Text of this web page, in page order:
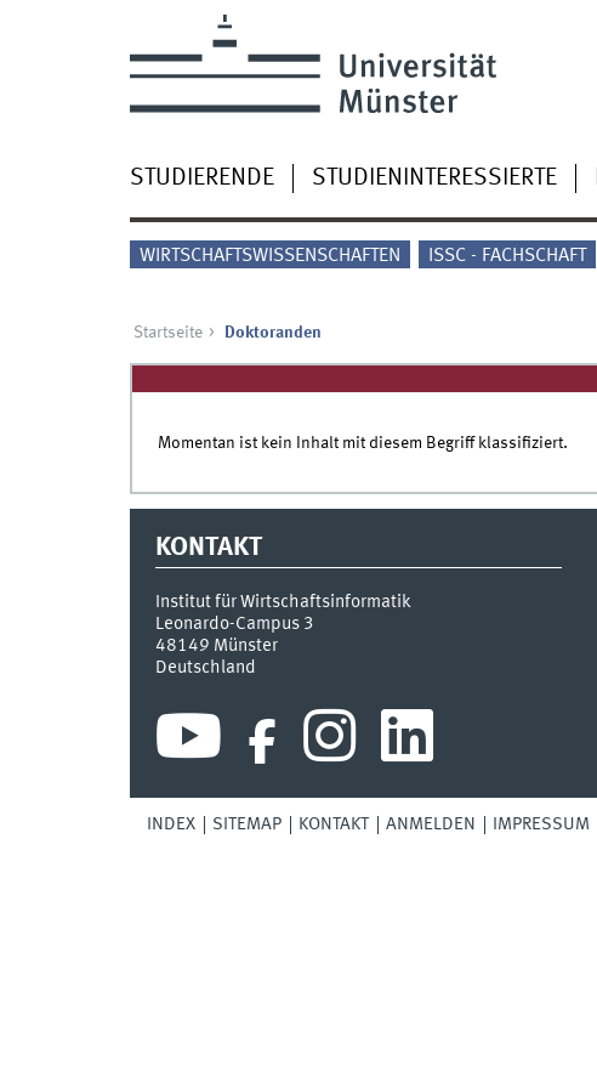
STUDIERENDE STUDIENINTERESSIERTE
WIRTSCHAFTSWISSENSCHAFTEN ISSC - FACHSCHAFT
Startseite Doktoranden
Momentan ist kein Inhalt mit diesem Begriff klassifiziert.
KONTAKT
Institut für Wirtschaftsinformatik
Leonardo-Campus 3
48149 Münster
Deutschland
INDEX SITEMAP KONTAKT ANMELDEN IMPRESSUM